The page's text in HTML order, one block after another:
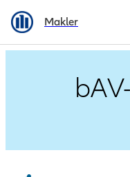
Makler
bAV-Connector
Vorteile